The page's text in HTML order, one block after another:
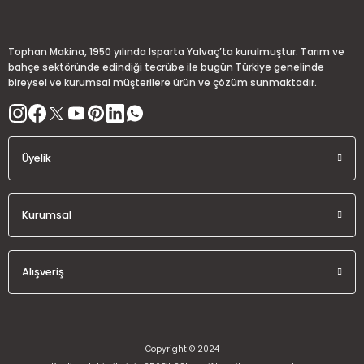
Bu ürüne benzer farklı alternatifler olmalı.
Tophan Makina, 1950 yılında Isparta Yalvaç’ta kurulmuştur. Tarım ve
bahçe sektöründe edindiği tecrübe ile bugün Türkiye genelinde
bireysel ve kurumsal müşterilere ürün ve çözüm sunmaktadır.
Üyelik
Kurumsal
Alışveriş
Copyright © 2024